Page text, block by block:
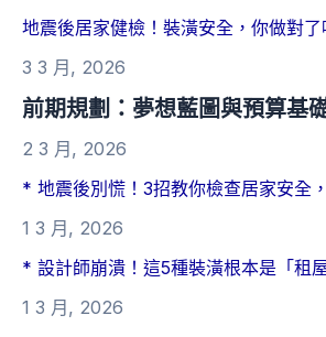
地震後居家健檢！裝潢安全，你做對了
3 3 月, 2026
前期規劃：夢想藍圖與預算基
2 3 月, 2026
* 地震後別慌！3招教你檢查居家安全
1 3 月, 2026
* 設計師崩潰！這5種裝潢根本是「租
1 3 月, 2026